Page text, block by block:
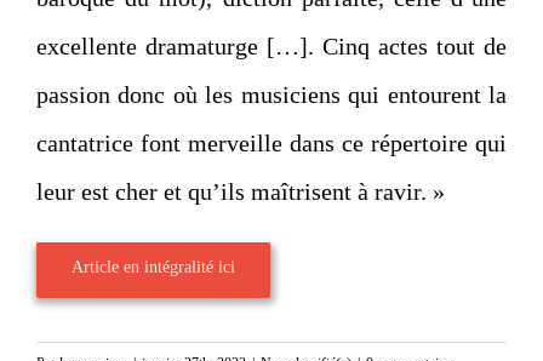
excellente dramaturge […]. Cinq actes tout de
passion donc où les musiciens qui entourent la
cantatrice font merveille dans ce répertoire qui
leur est cher et qu’ils maîtrisent à ravir. »
Article en intégralité ici